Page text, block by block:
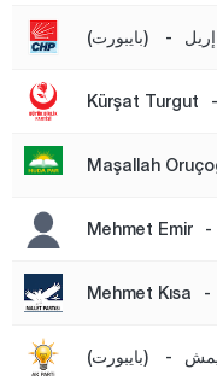
غيراسون
هاكّاري
هطاي
إيسبارتا
قهرمان ماراش
كرامان
- (بايبورت)
Kürşat Turgut -
Maşallah
Mehmet Emir -
Mehmet Kısa -
- (بايبورت)